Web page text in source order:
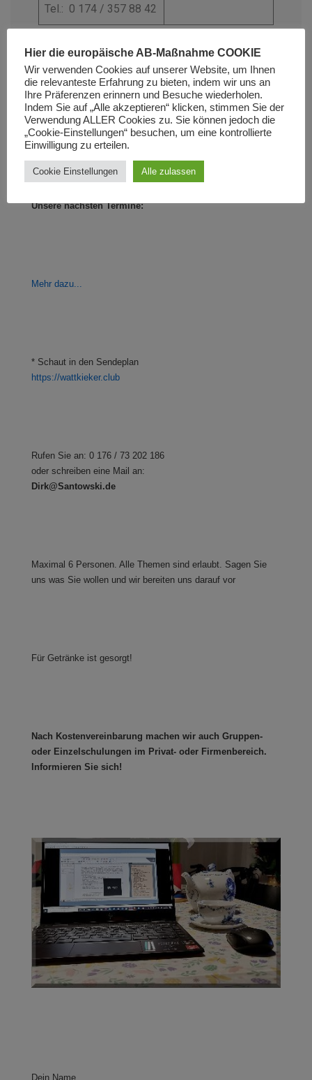
Tel.: 0 174 / 357 88 42
Social-Soft-Radio
Unsere nächsten Termine:
Mehr dazu...
* Schaut in den Sendeplan
https://wattkieker.club
Rufen Sie an: 0 176 / 73 202 186
oder schreiben eine Mail an:
Dirk@Santowski.de
Maximal 6 Personen. Alle Themen sind erlaubt. Sagen Sie
uns was Sie wollen und wir bereiten uns darauf vor
Für Getränke ist gesorgt!
Nach Kostenvereinbarung machen wir auch Gruppen-
oder Einzelschulungen im Privat- oder Firmenbereich.
Informieren Sie sich!
Dein Name
Hier die europäische AB-Maßnahme COOKIE
Wir verwenden Cookies auf unserer Website, um Ihnen
die relevanteste Erfahrung zu bieten, indem wir uns an
Ihre Präferenzen erinnern und Besuche wiederholen.
Indem Sie auf „Alle akzeptieren“ klicken, stimmen Sie der
Verwendung ALLER Cookies zu. Sie können jedoch die
„Cookie-Einstellungen“ besuchen, um eine kontrollierte
Einwilligung zu erteilen.
Cookie Einstellungen Alle zulassen